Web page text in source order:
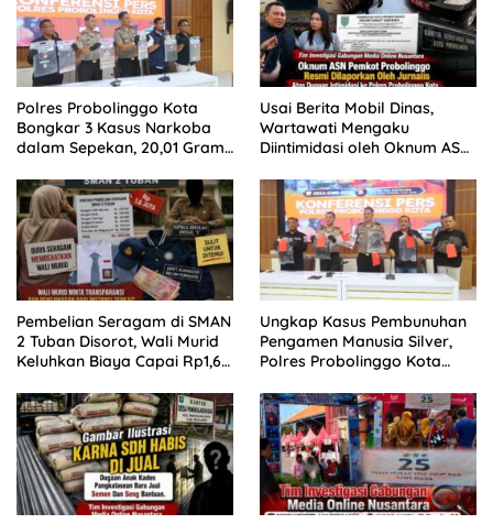
Polres Probolinggo Kota
Bongkar 3 Kasus Narkoba
dalam Sepekan, 20,01 Gram
Usai Berita Mobil Dinas,
Wartawati Mengaku
Diintimidasi oleh Oknum ASN
Tempuh Jalur Hukum
Pembelian Seragam di SMAN
2 Tuban Disorot, Wali Murid
Keluhkan Biaya Capai Rp1,6
Ungkap Kasus Pembunuhan
Pengamen Manusia Silver,
Polres Probolinggo Kota